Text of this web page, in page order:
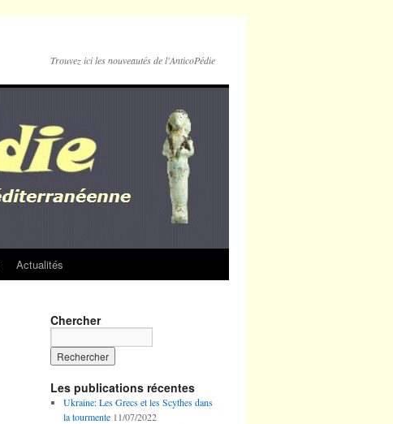
Trouvez ici les nouveautés de l'AnticoPédie
Actualités
Chercher
Les publications récentes
Ukraine: Les Grecs et les Scythes dans
la tourmente 11/07/2022